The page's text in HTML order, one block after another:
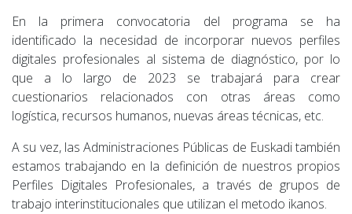
En la primera convocatoria del programa se ha
identificado la necesidad de incorporar nuevos perfiles
digitales profesionales al sistema de diagnóstico, por lo
que a lo largo de 2023 se trabajará para crear
cuestionarios relacionados con otras áreas como
logística, recursos humanos, nuevas áreas técnicas, etc.
A su vez, las Administraciones Públicas de Euskadi también
estamos trabajando en la definición de nuestros propios
Perfiles Digitales Profesionales, a través de grupos de
trabajo interinstitucionales que utilizan el metodo ikanos.